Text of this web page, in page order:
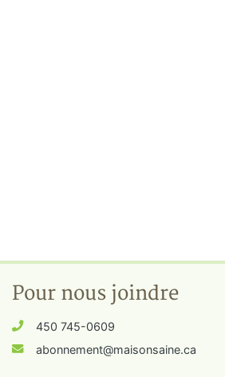
Pour nous joindre
450 745-0609
abonnement@maisonsaine.ca